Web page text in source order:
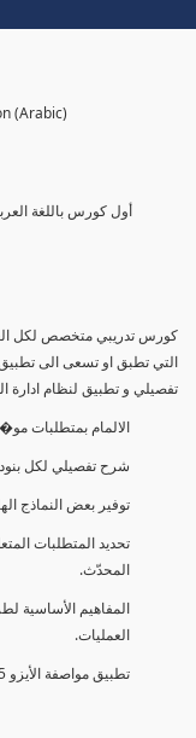
(Arabic)
أول كورس باللغة
كورس تدريبي متخصص لكل
التي تطبق او تسعى الى تطبيق
تفصيلي و تطبيق لنظام ادارة الجودة
الالمام بمتطلبات مو�
شرح تفصيلي لكل بنود
توفير بعض النماذج
تحديد المتطلبات
المحدّث.
المفاهيم الأساسية
العمليات.
تطبيق مواصفة الأيزو 9001:2015 بفعالية.